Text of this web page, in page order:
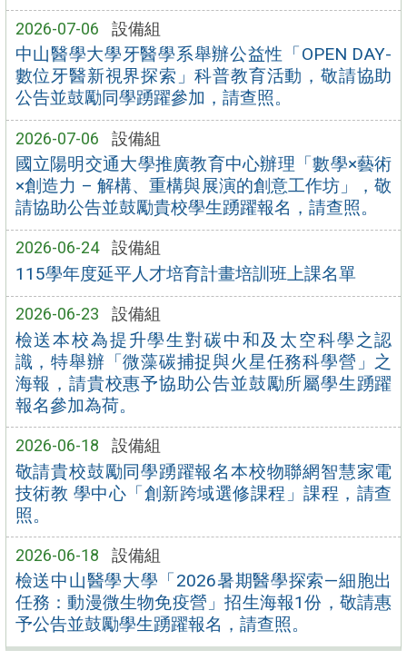
2026-07-06 設備組
中山醫學大學牙醫學系舉辦公益性「OPEN DAY-
數位牙醫新視界探索」科普教育活動，敬請協助
公告並鼓勵同學踴躍參加，請查照。
2026-07-06 設備組
國立陽明交通大學推廣教育中心辦理「數學×藝術
×創造力 – 解構、重構與展演的創意工作坊」，敬
請協助公告並鼓勵貴校學生踴躍報名，請查照。
2026-06-24 設備組
115學年度延平人才培育計畫培訓班上課名單
2026-06-23 設備組
檢送本校為提升學生對碳中和及太空科學之認
識，特舉辦「微藻碳捕捉與火星任務科學營」之
海報，請貴校惠予協助公告並鼓勵所屬學生踴躍
報名參加為荷。
2026-06-18 設備組
敬請貴校鼓勵同學踴躍報名本校物聯網智慧家電
技術教 學中心「創新跨域選修課程」課程，請查
照。
2026-06-18 設備組
檢送中山醫學大學「2026暑期醫學探索—細胞出
任務：動漫微生物免疫營」招生海報1份，敬請惠
予公告並鼓勵學生踴躍報名，請查照。